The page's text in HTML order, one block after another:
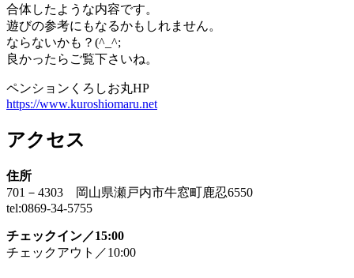
合体したような内容です。
遊びの参考にもなるかもしれません。
ならないかも？(^_^;
良かったらご覧下さいね。
ペンションくろしお丸HP
https://www.kuroshiomaru.net
アクセス
住所
701－4303 岡山県瀬戸内市牛窓町鹿忍6550
tel:0869-34-5755
チェックイン／15:00
チェックアウト／10:00